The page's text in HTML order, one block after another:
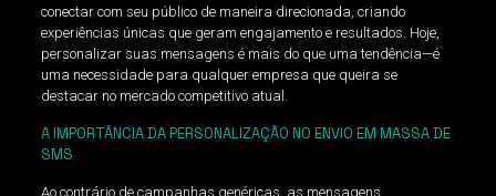
conectar com seu público de maneira direcionada, criando
experiências únicas que geram engajamento e resultados. Hoje,
personalizar suas mensagens é mais do que uma tendência—é
uma necessidade para qualquer empresa que queira se
destacar no mercado competitivo atual.
A IMPORTÂNCIA DA PERSONALIZAÇÃO NO ENVIO EM MASSA DE
SMS
Ao contrário de campanhas genéricas, as mensagens